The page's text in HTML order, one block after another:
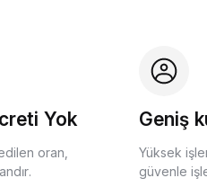
Yok
oran,
Geniş
Yüksek
güvenle